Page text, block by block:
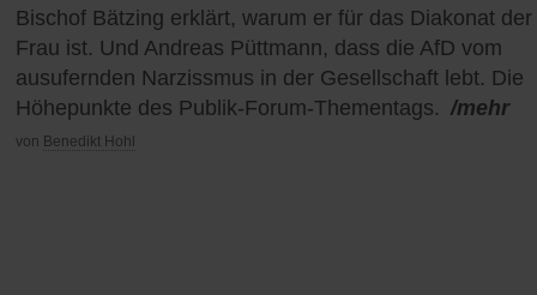
Bischof Bätzing erklärt, warum er für das Diakonat der
Frau ist. Und Andreas Püttmann, dass die AfD vom
ausufernden Narzissmus in der Gesellschaft lebt. Die
Höhepunkte des Publik-Forum-Thementags. /mehr
von Benedikt Hohl